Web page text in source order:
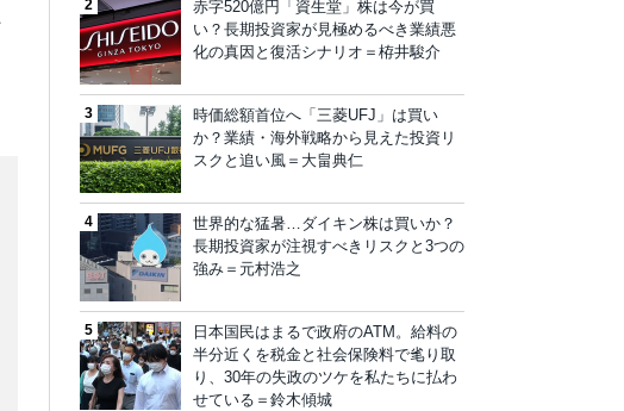
赤字520億円「資生堂」株は今が買
い？長期投資家が見極めるべき業績悪
化の真因と復活シナリオ＝栫井駿介
時価総額首位へ「三菱UFJ」は買い
か？業績・海外戦略から見えた投資リ
スクと追い風＝大畠典仁
世界的な猛暑…ダイキン株は買いか？
長期投資家が注視すべきリスクと3つの
強み＝元村浩之
日本国民はまるで政府のATM。給料の
半分近くを税金と社会保険料で毟り取
り、30年の失政のツケを私たちに払わ
せている＝鈴木傾城